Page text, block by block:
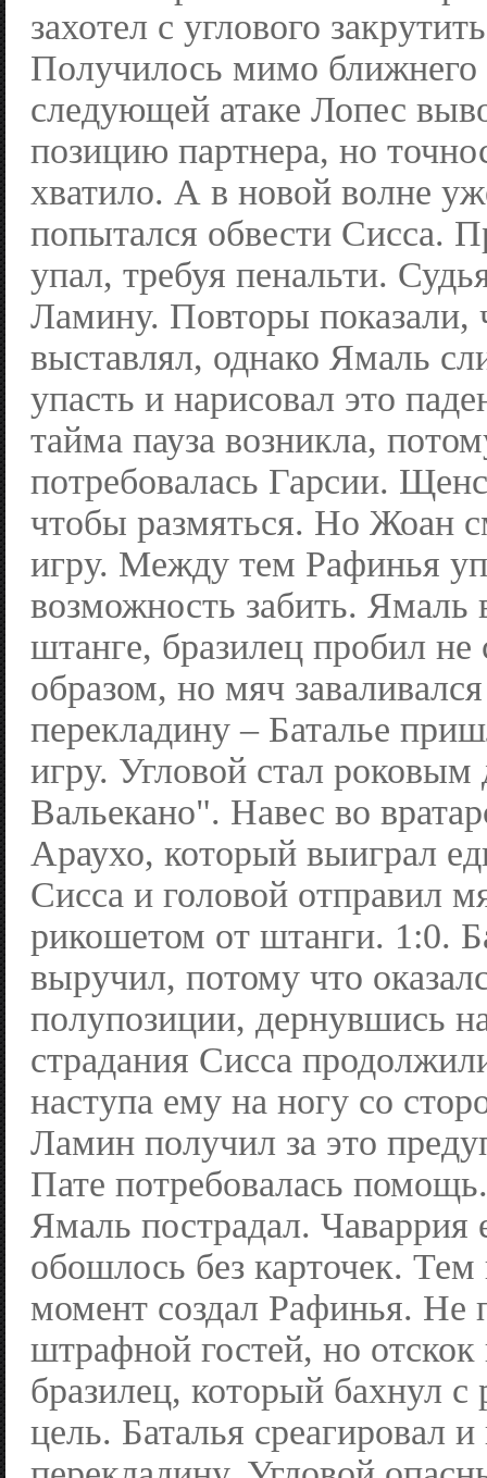
захотел с углового
Получилось мимо ближнего
следующей атаке Лопес
позицию партнера, но
хватило. А в новой волне
попытался обвести Сисса.
упал, требуя пенальти.
Ламину. Повторы показали,
выставлял, однако Ямаль
упасть и нарисовал это
тайма пауза возникла,
потребовалась Гарсии.
чтобы размяться. Но Жоан
игру. Между тем Рафинья
возможность забить. Ямаль
штанге, бразилец пробил
образом, но мяч
перекладину – Баталье
игру. Угловой стал роковым
Вальекано". Навес во
Араухо, который выиграл
Сисса и головой отправил
рикошетом от штанги. 1:0.
выручил, потому что
полупозиции, дернувшись
страдания Сисса
наступа ему на ногу со
Ламин получил за это
Пате потребовалась
Ямаль пострадал. Чаваррия
обошлось без карточек.
момент создал Рафинья. Не
штрафной гостей, но отскок
бразилец, который бахнул
цель. Баталья среагировал